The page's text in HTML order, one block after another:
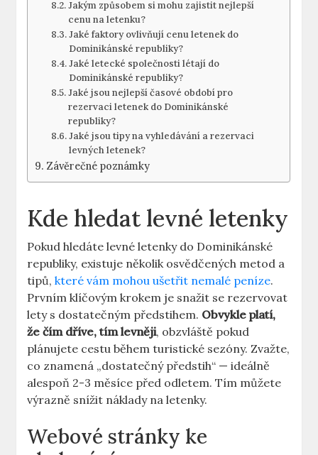
Jakým způsobem si mohu zajistit nejlepší
cenu na letenku?
Jaké faktory ovlivňují cenu letenek do
Dominikánské republiky?
Jaké letecké společnosti létají do
Dominikánské republiky?
Jaké jsou nejlepší časové období pro
rezervaci letenek do Dominikánské
republiky?
Jaké jsou tipy na vyhledávání a rezervaci
levných letenek?
Závěrečné poznámky
Kde hledat levné letenky
Pokud hledáte levné letenky do Dominikánské
republiky, existuje několik osvědčených metod a
tipů,které vám mohou ušetřit nemalé peníze.
Prvním klíčovým krokem je snažit se rezervovat
lety s dostatečným předstihem. Obvykle platí,
že čím dříve, tím levněji, obzvláště pokud
plánujete cestu během turistické sezóny. Zvažte,
co znamená „dostatečný předstih“ — ideálně
alespoň 2-3 měsíce před odletem. Tím můžete
výrazně snížit náklady na letenky.
Webové stránky ke